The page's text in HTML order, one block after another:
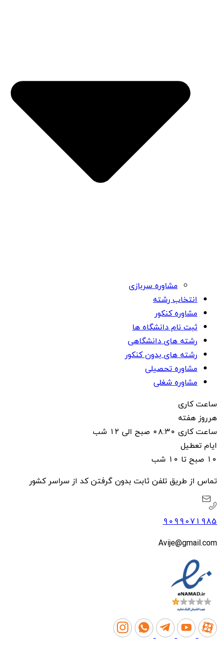
مشاوره سربازی
انتخاب رشته
مشاوره کنکور
ثبت نام دانشگاه ها
رشته های دانشگاهی
رشته های بدون کنکور
مشاوره تحصیلی
مشاوره شغلی
ساعت کاری
هرروز هفته
ساعت کاری ۰۸:۳۰ صبح الی ۱۲ شب
ایام تعطیل
۱۰ صبح تا ۱۰ شب
تماس از طریق تلفن ثابت بدون گرفتن کد از سراسر کشور
9099071985
Avije@gmail.com